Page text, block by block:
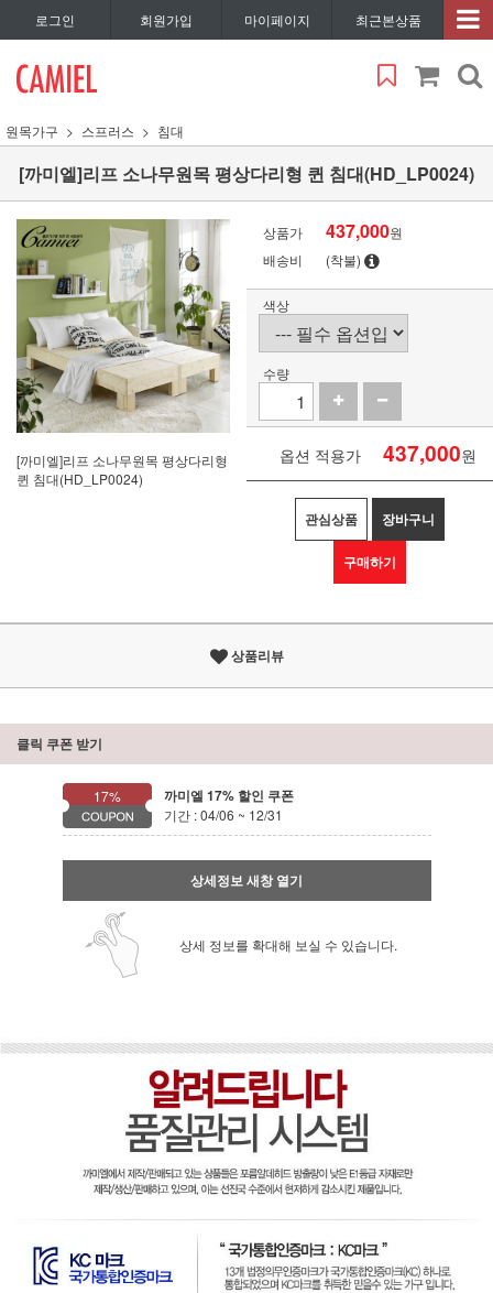
로그인 회원가입 마이페이지 최근본상품
원목가구 스프러스 침대
[까미엘]리프 소나무원목 평상다리형 퀸 침대(HD_LP0024)
[까미엘]리프 소나무원목 평상다리형
퀸 침대(HD_LP0024)
상품가 437,000원
배송비
(착불)
색상
수량
옵션 적용가 437,000원
관심상품 장바구니
구매하기
상품리뷰
클릭 쿠폰 받기
17% 까미엘 17% 할인 쿠폰
기간 : 04/06 ~ 12/31
상세정보 새창 열기
상세 정보를 확대해 보실 수 있습니다.